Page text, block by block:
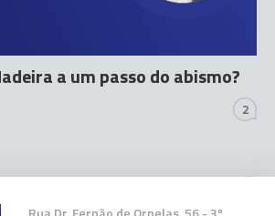
a um passo do abismo?
2